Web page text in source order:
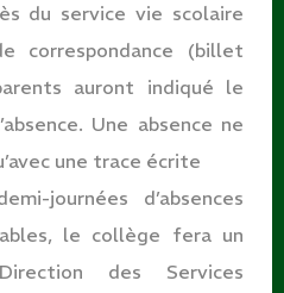
du service vie scolaire
correspondance (billet
auront indiqué le
Une absence ne
une trace écrite
journées d’absences
le collège fera un
des Services